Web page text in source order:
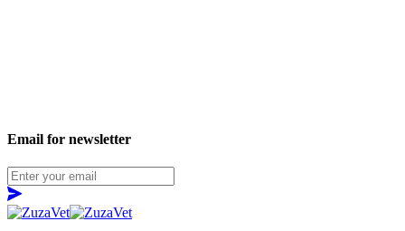
Email for newsletter